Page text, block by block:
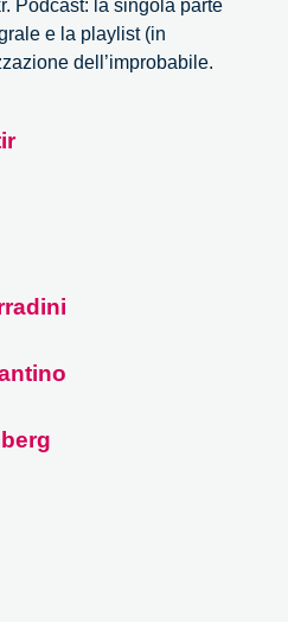
Podcast: la singola parte
e la playlist (in
dell’improbabile.